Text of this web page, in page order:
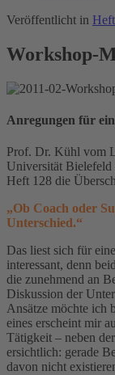
Veröffentlicht in
Workshop-
Anregungen für
Prof. Dr. Kühl vom
Universität Bielefeld
Heft 128 die
„Ob Coach oder
Unterschied.“
Das liest sich für
interessant, denn
die zunehmend an
Diskussion der
Ansätze möchte ich
eines erscheint mir
Tätigkeit – neben
ersichtlich: gerade
davon nicht